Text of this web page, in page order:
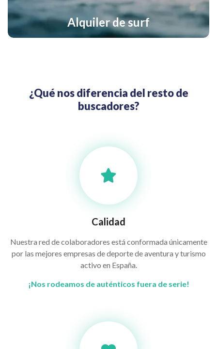
Alquiler de surf
¿Qué nos diferencia del resto de
buscadores?
Calidad
Nuestra red de colaboradores está conformada únicamente
por las mejores empresas de deporte de aventura y turismo
activo en España.
¡Nos rodeamos de auténticos fuera de serie!